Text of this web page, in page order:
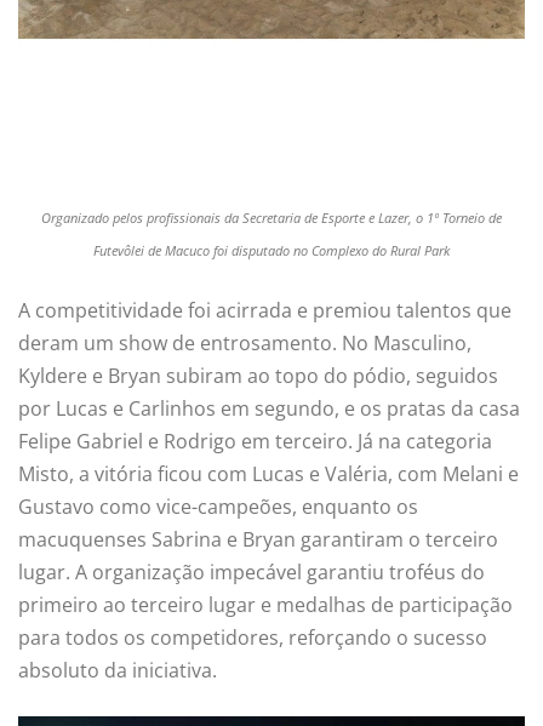
Organizado pelos profissionais da Secretaria de Esporte e Lazer, o 1º Torneio de
Futevôlei de Macuco foi disputado no Complexo do Rural Park
A competitividade foi acirrada e premiou talentos que
deram um show de entrosamento. No Masculino,
Kyldere e Bryan subiram ao topo do pódio, seguidos
por Lucas e Carlinhos em segundo, e os pratas da casa
Felipe Gabriel e Rodrigo em terceiro. Já na categoria
Misto, a vitória ficou com Lucas e Valéria, com Melani e
Gustavo como vice-campeões, enquanto os
macuquenses Sabrina e Bryan garantiram o terceiro
lugar. A organização impecável garantiu troféus do
primeiro ao terceiro lugar e medalhas de participação
para todos os competidores, reforçando o sucesso
absoluto da iniciativa.